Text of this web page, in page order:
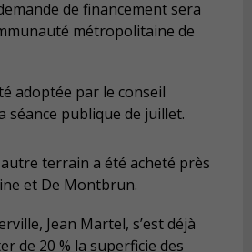
de financement sera
métropolitaine de
adoptée par le conseil
séance publique de juillet.
terrain a été acheté près
et De Montbrun.
Jean Martel, s’est déjà
de 20 % la superficie des